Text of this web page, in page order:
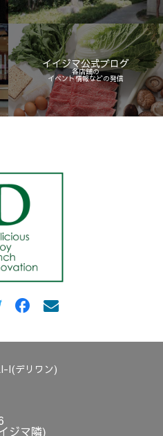
イイジマ公式ブログ
各店舗の
イベント情報などの発信
I(デリワン)
ジマ隣)